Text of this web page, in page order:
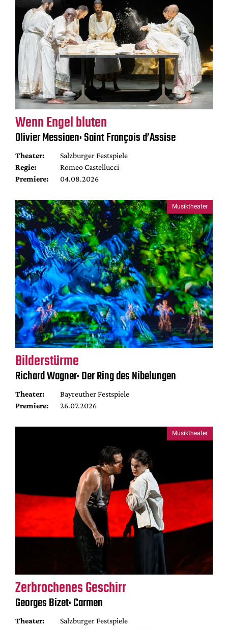
Wenn Engel bluten
Olivier Messiaen: Saint François d’Assise
Theater:
Salzburger Festspiele
Regie:
Romeo Castellucci
Premiere:
04.08.2026
Musiktheater
Bilderstürme
Richard Wagner: Der Ring des Nibelungen
Theater:
Bayreuther Festspiele
Premiere:
26.07.2026
Musiktheater
Zerbrochenes Geschirr
Georges Bizet: Carmen
Theater:
Salzburger Festspiele